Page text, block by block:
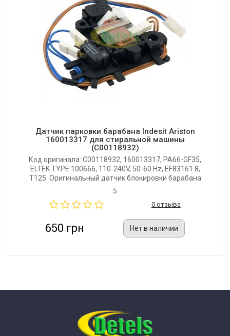
Датчик парковки барабана Indesit Ariston
160013317 для стиральной машины
(C00118932)
Код оригинала: C00118932, 160013317, PA66-GF35,
ELTEK TYPE 100666, 110-240V, 50-60 Hz, EF83161.8,
T125. Оригинальный датчик блокировки барабана
для стиральной машины Indesit, Ariston.
5
0 отзыва
650 грн Нет в наличии